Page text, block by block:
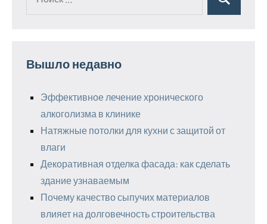
Поиск
Вышло недавно
Эффективное лечение хронического
алкоголизма в клинике
Натяжные потолки для кухни с защитой от
влаги
Декоративная отделка фасада: как сделать
здание узнаваемым
Почему качество сыпучих материалов
влияет на долговечность строительства